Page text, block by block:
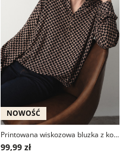
NOWOŚĆ
Printowana wiskozowa bluzka z kołnierzykiem
99,99 zł